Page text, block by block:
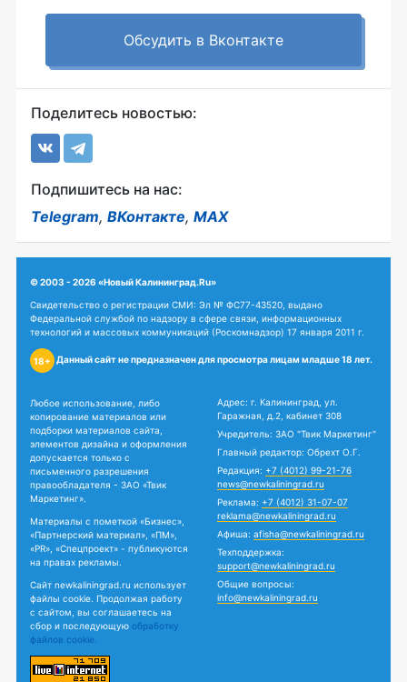
Обсудить в Вконтакте
Поделитесь новостью:
Подпишитесь на нас:
Telegram, ВКонтакте, MAX
© 2003 - 2026 «Новый Калининград.Ru»
Свидетельство о регистрации СМИ: Эл № ФС77-43520, выдано
Федеральной службой по надзору в сфере связи, информационных
технологий и массовых коммуникаций (Роскомнадзор) 17 января 2011 г.
18+ Данный сайт не предназначен для просмотра лицам младше 18 лет.
Любое использование, либо
копирование материалов или
подборки материалов сайта,
элементов дизайна и оформления
допускается только с
письменного разрешения
правообладателя - ЗАО «Твик
Маркетинг».
Материалы с пометкой «Бизнес»,
«Партнерский материал», «ПМ»,
«PR», «Спецпроект» - публикуются
на правах рекламы.
Сайт newkaliningrad.ru использует
файлы cookie. Продолжая работу
с сайтом, вы соглашаетесь на
сбор и последующую обработку
файлов cookie.
Адрес: г. Калининград, ул.
Гаражная, д.2, кабинет 308
Учредитель: ЗАО "Твик Маркетинг"
Главный редактор: Обрехт О.Г.
Редакция: +7 (4012) 99-21-76
news@newkaliningrad.ru
Реклама: +7 (4012) 31-07-07
reklama@newkaliningrad.ru
Афиша: afisha@newkaliningrad.ru
Техподдержка:
support@newkaliningrad.ru
Общие вопросы:
info@newkaliningrad.ru